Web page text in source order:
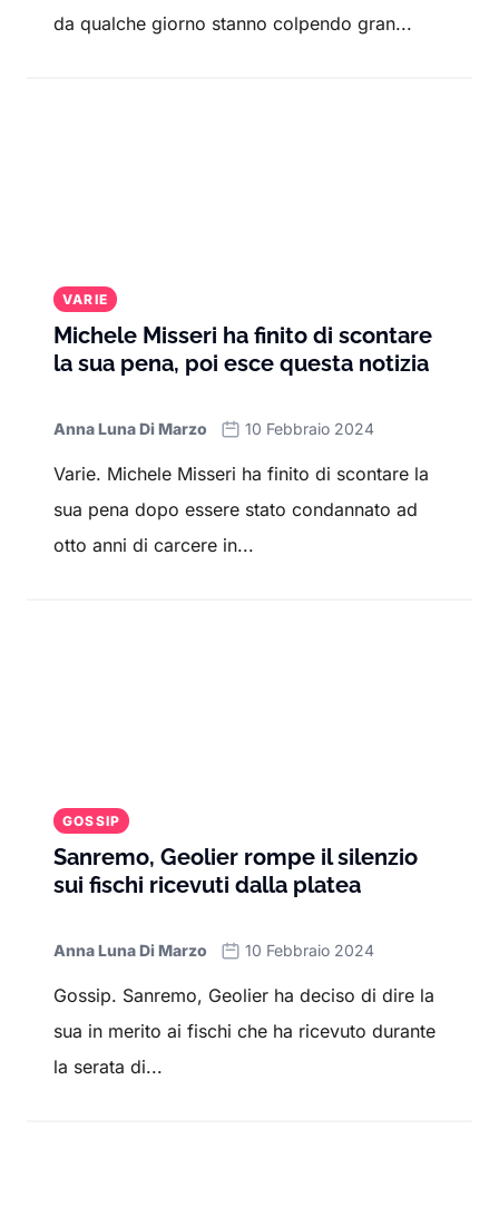
da qualche giorno stanno colpendo gran...
VARIE
Michele Misseri ha finito di scontare
la sua pena, poi esce questa notizia
Anna Luna Di Marzo 10 Febbraio 2024
Varie. Michele Misseri ha finito di scontare la
sua pena dopo essere stato condannato ad
otto anni di carcere in...
GOSSIP
Sanremo, Geolier rompe il silenzio
sui fischi ricevuti dalla platea
Anna Luna Di Marzo 10 Febbraio 2024
Gossip. Sanremo, Geolier ha deciso di dire la
sua in merito ai fischi che ha ricevuto durante
la serata di...